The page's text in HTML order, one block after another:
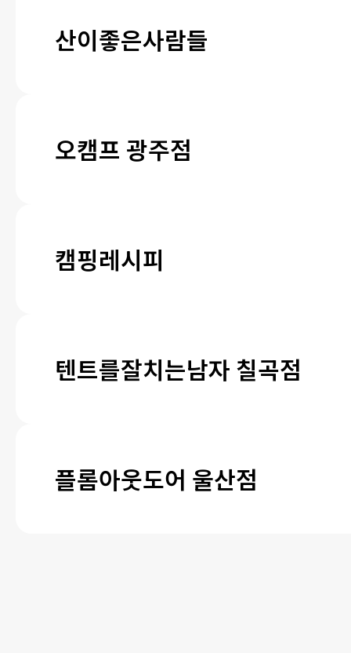
산이좋은사람들
오캠프 광주점
캠핑레시피
텐트를잘치는남자 칠곡점
플롬아웃도어 울산점